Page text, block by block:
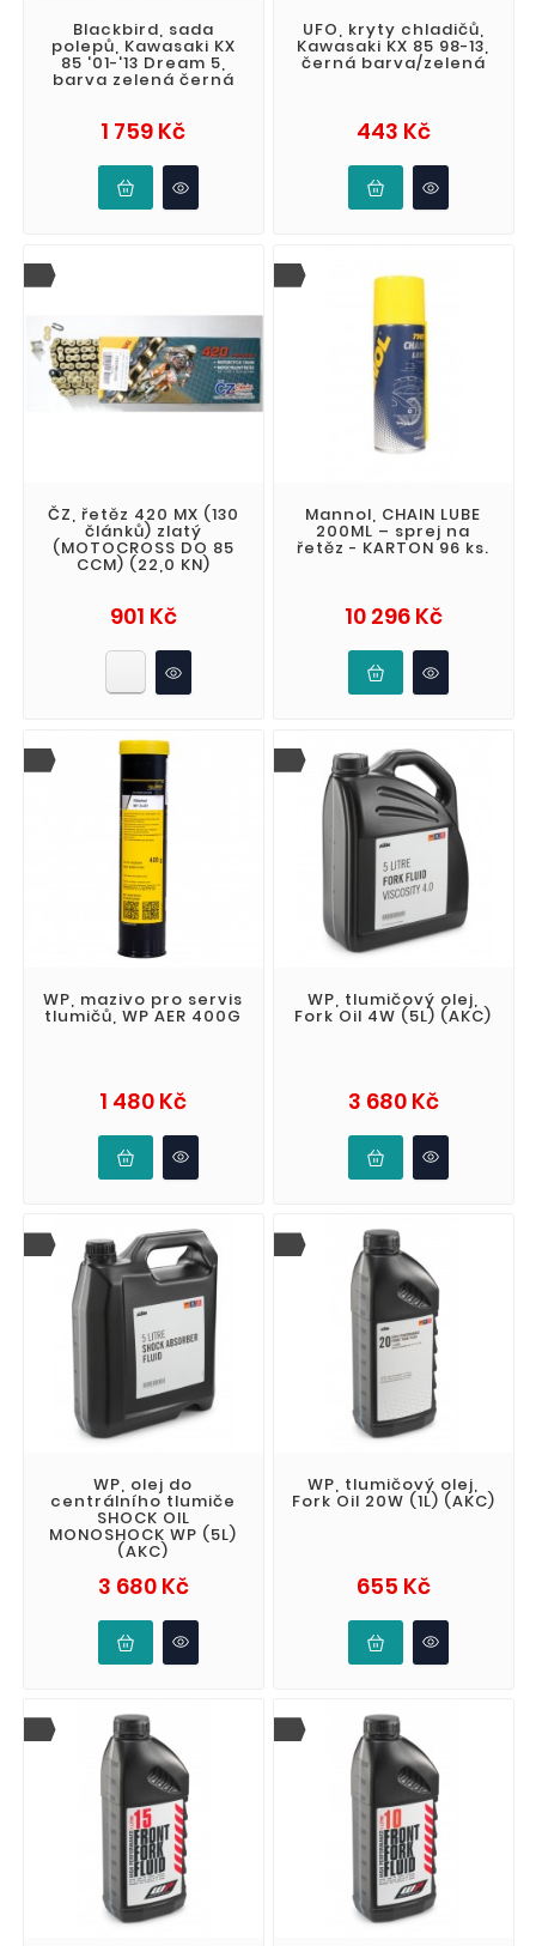
Blackbird, sada
polepů, Kawasaki KX
85 '01-'13 Dream 5,
barva zelená černá
1 759 KčCena
UFO, kryty chladičů,
Kawasaki KX 85 98-13,
černá barva/zelená
443 KčCena
ČZ, řetěz 420 MX (130
článků) zlatý
(MOTOCROSS DO 85
CCM) (22,0 KN)
901 KčCena
Mannol, CHAIN LUBE
200ML – sprej na
řetěz - KARTON 96 ks.
10 296 KčCena
WP, mazivo pro servis
tlumičů, WP AER 400G
1 480 KčCena
WP, tlumičový olej,
Fork Oil 4W (5L) (AKC)
3 680 KčCena
WP, olej do
centrálního tlumiče
SHOCK OIL
MONOSHOCK WP (5L)
(AKC)
3 680 KčCena
WP, tlumičový olej,
Fork Oil 20W (1L) (AKC)
655 KčCena